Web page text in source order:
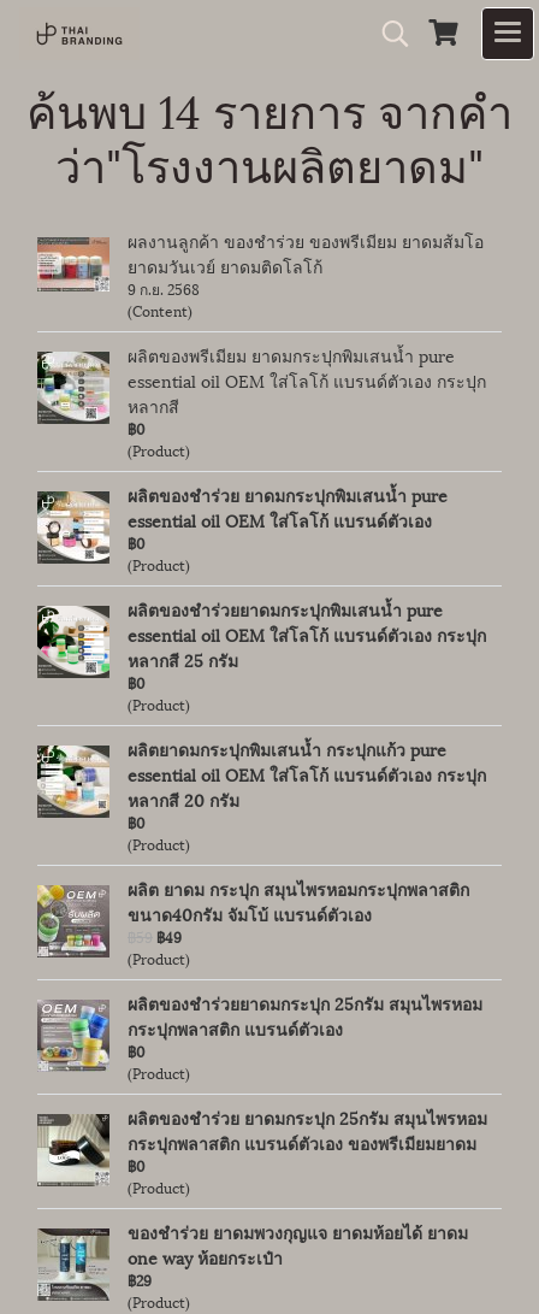
ค้นพบ 14 รายการ จากคำ
ว่า"โรงงานผลิตยาดม"
ผลงานลูกค้า ของชำร่วย ของพรีเมียม ยาดมส้มโอ
ยาดมวันเวย์ ยาดมติดโลโก้
9 ก.ย. 2568
(Content)
ผลิตของพรีเมียม ยาดมกระปุกพิมเสนน้ำ pure
essential oil OEM ใส่โลโก้ แบรนด์ตัวเอง กระปุก
หลากสี
฿0
(Product)
ผลิตของชำร่วย ยาดมกระปุกพิมเสนน้ำ pure
essential oil OEM ใส่โลโก้ แบรนด์ตัวเอง
฿0
(Product)
ผลิตของชำร่วยยาดมกระปุกพิมเสนน้ำ pure
essential oil OEM ใส่โลโก้ แบรนด์ตัวเอง กระปุก
หลากสี 25 กรัม
฿0
(Product)
ผลิตยาดมกระปุกพิมเสนน้ำ กระปุกแก้ว pure
essential oil OEM ใส่โลโก้ แบรนด์ตัวเอง กระปุก
หลากสี 20 กรัม
฿0
(Product)
ผลิต ยาดม กระปุก สมุนไพรหอมกระปุกพลาสติก
ขนาด40กรัม จัมโบ้ แบรนด์ตัวเอง
฿49
(Product)
ผลิตของชำร่วยยาดมกระปุก 25กรัม สมุนไพรหอม
กระปุกพลาสติก แบรนด์ตัวเอง
฿0
(Product)
ผลิตของชำร่วย ยาดมกระปุก 25กรัม สมุนไพรหอม
กระปุกพลาสติก แบรนด์ตัวเอง ของพรีเมียมยาดม
฿0
(Product)
ของชำร่วย ยาดมพวงกุญแจ ยาดมห้อยได้ ยาดม
one way ห้อยกระเป๋า
฿29
(Product)